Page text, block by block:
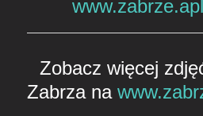
Zobacz więcej
Zabrza na